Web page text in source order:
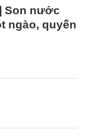
Son nước
ngào, quyến